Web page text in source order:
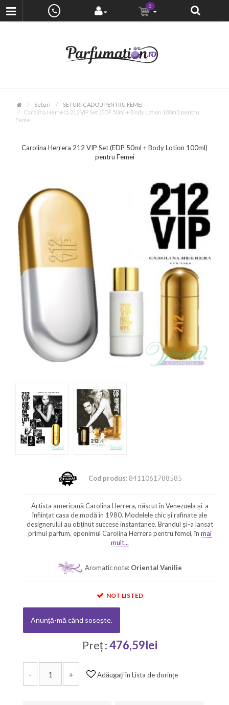
0
Seturi
SETURI CADOU PENTRU FEMEI
Carolina Herrera 212 VIP Set (EDP 50ml + Body Lotion 100ml) pentru
Femei
Carolina Herrera 212 VIP Set (EDP 50ml + Body Lotion 100ml)
pentru Femei
Cod produs:8411061788585
Artista americană Carolina Herrera, născut în Venezuela și-a
înființat casa de modă în 1980. Modelele chic și rafinate ale
designerului au obținut succese instantanee. Brandul și-a lansat
primul parfum, eponimul Carolina Herrera pentru femei, în mai
mult...
Aromatic note: Oriental Vanilie
NOT LISTED
Anunță-mă când sosește.
Preț :476,59lei
- + Adăugați în Lista de dorințe